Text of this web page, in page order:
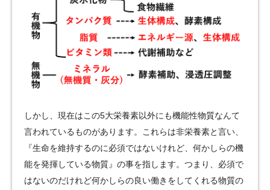
しかし、現在はこの5大栄養素以外にも機能性物質なんて
言われているものがあります。これらは非栄養素と言い、
『生命を維持するのに必須ではないけれど、何かしらの機
能を発揮している物質』の事を指します。つまり、必須で
はないのだけれど何かしらの良い働きをしてくれる物質の